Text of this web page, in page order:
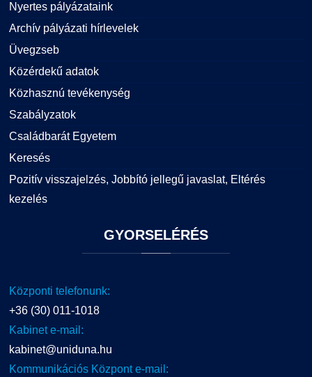
Nyertes pályázataink
Archív pályázati hírlevelek
Üvegzseb
Közérdekű adatok
Közhasznú tevékenység
Szabályzatok
Családbarát Egyetem
Keresés
Pozitív visszajelzés, Jobbító jellegű javaslat, Eltérés
kezelés
GYORSELÉRÉS
Központi telefonunk:
+36 (30) 011-1018
Kabinet e-mail:
kabinet@uniduna.hu
Kommunikációs Központ e-mail: